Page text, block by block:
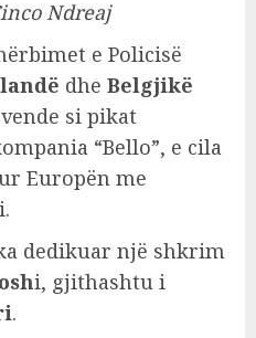
Ndreaj
e Policisë
dhe Belgjikë
si pikat
“Bello”, e cila
Europën me
dedikuar një shkrim
i, gjithashtu i
.